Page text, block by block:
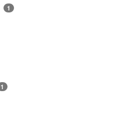
1
1